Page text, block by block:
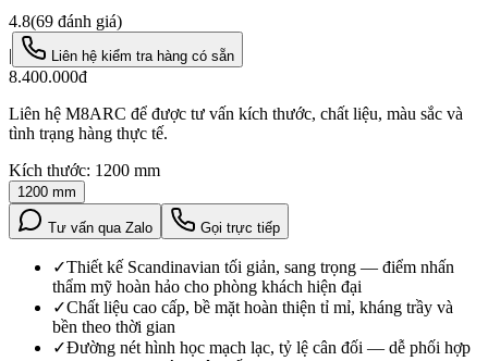
4.8(69 đánh giá)
|
Liên hệ kiểm tra hàng có sẵn
8.400.000đ
Liên hệ M8ARC để được tư vấn kích thước, chất liệu, màu sắc và
tình trạng hàng thực tế.
Kích thước: 1200 mm
1200 mm
Tư vấn qua Zalo Gọi trực tiếp
✓Thiết kế Scandinavian tối giản, sang trọng — điểm nhấn
thẩm mỹ hoàn hảo cho phòng khách hiện đại
✓Chất liệu cao cấp, bề mặt hoàn thiện tỉ mỉ, kháng trầy và
bền theo thời gian
✓Đường nét hình học mạch lạc, tỷ lệ cân đối — dễ phối hợp